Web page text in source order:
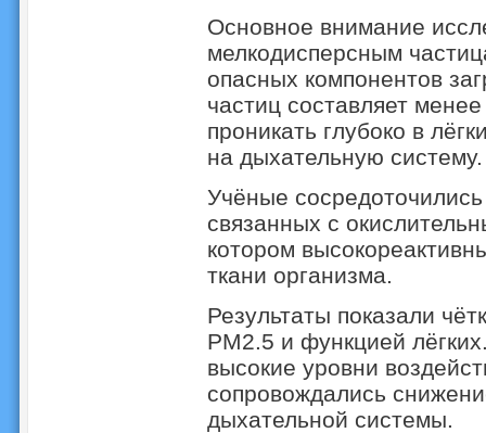
Основное внимание
мелкодисперсным
опасных компонентов
частиц составляет
проникать глубоко в
на дыхательную систему.
Учёные
связанных с
котором
ткани организма.
Результаты показали
PM2.5 и функцией
высокие уровни
сопровождались
дыхательной системы.